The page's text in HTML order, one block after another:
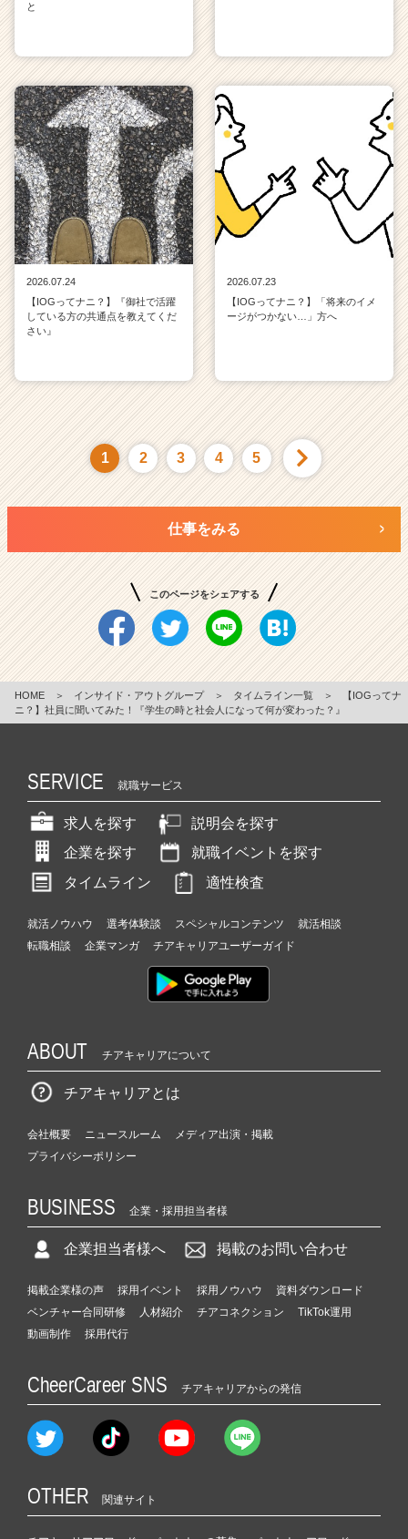
と
2026.07.24
【IOGってナニ？】『御社で活躍
している方の共通点を教えてくだ
さい』
2026.07.23
【IOGってナニ？】「将来のイメ
ージがつかない…」方へ
1 2 3 4 5
仕事をみる
このページをシェアする
HOME ＞ インサイド・アウトグループ ＞ タイムライン一覧 ＞
【IOGってナ
ニ？】社員に聞いてみた！『学生の時と社会人になって何が変わった？』
SERVICE 就職サービス
求人を探す
説明会を探す
企業を探す
就職イベントを探す
タイムライン
適性検査
就活ノウハウ 選考体験談 スペシャルコンテンツ
就活相談
転職相談
企業マンガ チアキャリアユーザーガイド
ABOUT チアキャリアについて
チアキャリアとは
会社概要 ニュースルーム
メディア出演・掲載
プライバシーポリシー
BUSINESS 企業・採用担当者様
企業担当者様へ 掲載のお問い合わせ
掲載企業様の声 採用イベント 採用ノウハウ
資料ダウンロード
ベンチャー合同研修
人材紹介 チアコネクション
TikTok運用
動画制作
採用代行
CheerCareer SNS チアキャリアからの発信
OTHER 関連サイト